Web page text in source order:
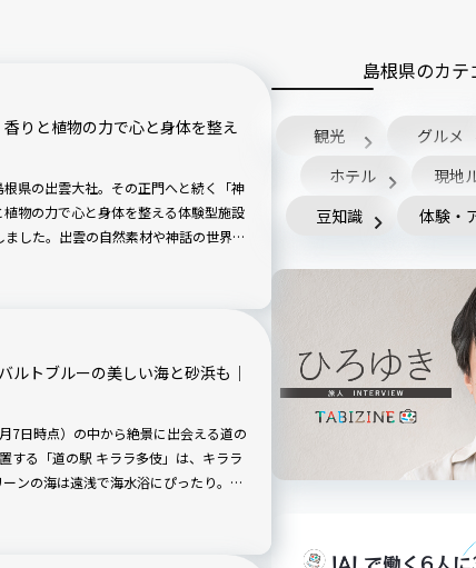
りと植物の力で心と身体を整え
県の出雲大社。その正門へと続く「神
物の力で心と身体を整える体験型施設
した。出雲の自然素材や神話の世界観
生を得る“感性のリトリート”となる旅
ルトブルーの美しい海と砂浜も｜
7日時点）の中から絶景に出会える道の
する「道の駅 キララ多伎」は、キララ
ンの海は遠浅で海水浴にぴったり。ま
内放送でお知らせしてくれることも！
島根県のカテ
観光
グルメ
ホテル
現地
豆知識
体験・